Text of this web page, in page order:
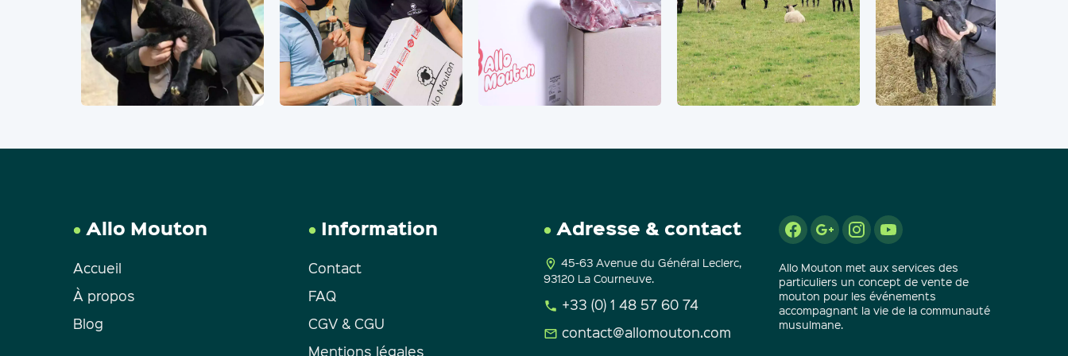
Allo Mouton
Accueil
À propos
Blog
Information
Contact
FAQ
CGV & CGU
Mentions légales
Adresse & contact
45-63 Avenue du Général Leclerc,
93120 La Courneuve.
+33 (0) 1 48 57 60 74
contact@allomouton.com
Allo Mouton met aux services des
particuliers un concept de vente de
mouton pour les événements
accompagnant la vie de la communauté
musulmane.